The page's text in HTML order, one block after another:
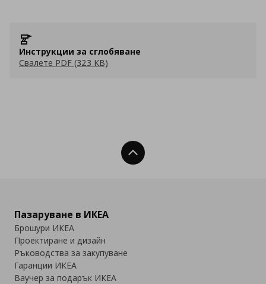
Инструкции за сглобяване
Свалете PDF (323 KB)
Нагоре
Пазаруване в ИКЕА
Брошури ИКЕА
Проектиране и дизайн
Ръководства за закупуване
Гаранции ИКЕА
Ваучер за подарък ИКЕА